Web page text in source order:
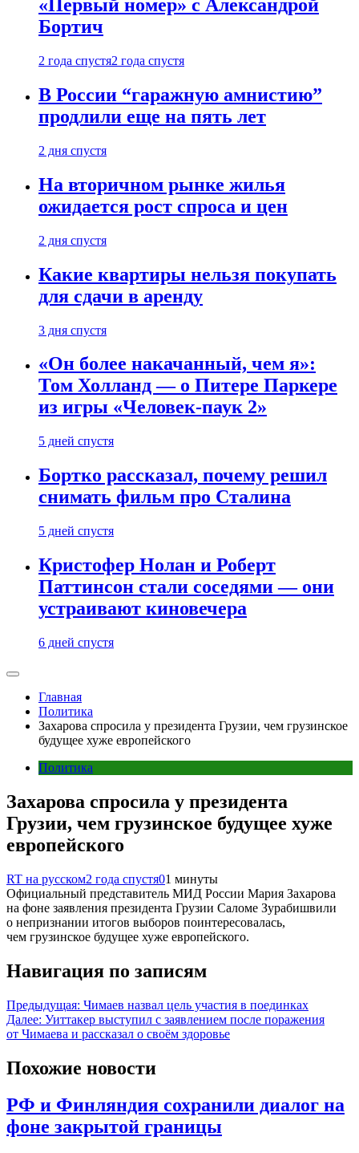
«Первый номер» с Александрой
Бортич
2 года спустя2 года спустя
В России “гаражную амнистию”
продлили еще на пять лет
2 дня спустя
На вторичном рынке жилья
ожидается рост спроса и цен
2 дня спустя
Какие квартиры нельзя покупать
для сдачи в аренду
3 дня спустя
«Он более накачанный, чем я»:
Том Холланд — о Питере Паркере
из игры «Человек-паук 2»
5 дней спустя
Бортко рассказал, почему решил
снимать фильм про Сталина
5 дней спустя
Кристофер Нолан и Роберт
Паттинсон стали соседями — они
устраивают киновечера
6 дней спустя
Главная
Политика
Захарова спросила у президента Грузии, чем грузинское
будущее хуже европейского
Политика
Захарова спросила у президента
Грузии, чем грузинское будущее хуже
европейского
RT на русском2 года спустя01 минуты
Официальный представитель МИД России Мария Захарова
на фоне заявления президента Грузии Саломе Зурабишвили
о непризнании итогов выборов поинтересовалась,
чем грузинское будущее хуже европейского.
Навигация по записям
Предыдущая: Чимаев назвал цель участия в поединках
Далее: Уиттакер выступил с заявлением после поражения
от Чимаева и рассказал о своём здоровье
Похожие новости
РФ и Финляндия сохранили диалог на
фоне закрытой границы